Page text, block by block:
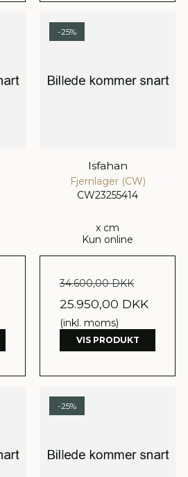
-25%
Isfahan
Fjernlager (CW)
CW23255414
x cm
Kun online
34.600,00 DKK
25.950,00 DKK
(inkl. moms)
VIS PRODUKT
-25%